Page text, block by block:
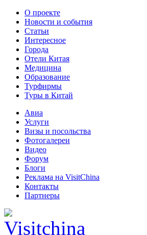
О проекте
Новости и события
Статьи
Интересное
Города
Отели Китая
Медицина
Образование
Турфирмы
Туры в Китай
Авиа
Услуги
Визы и посольства
Фотогалереи
Видео
Форум
Блоги
Реклама на VisitChina
Контакты
Партнеры